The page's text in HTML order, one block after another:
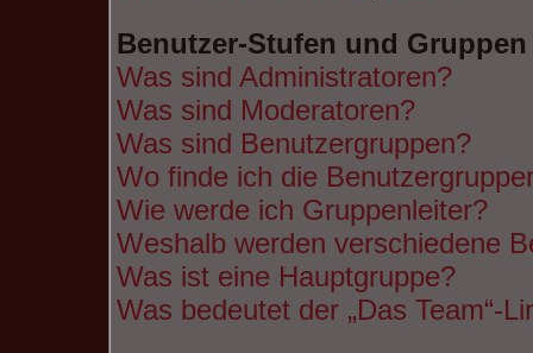
Benutzer-Stufen und Gruppen
Was sind Administratoren?
Was sind Moderatoren?
Was sind Benutzergruppen?
Wo finde ich die
Wie werde ich Gruppenleiter?
Weshalb werden verschiedene
Was ist eine Hauptgruppe?
Was bedeutet der „Das Team“-